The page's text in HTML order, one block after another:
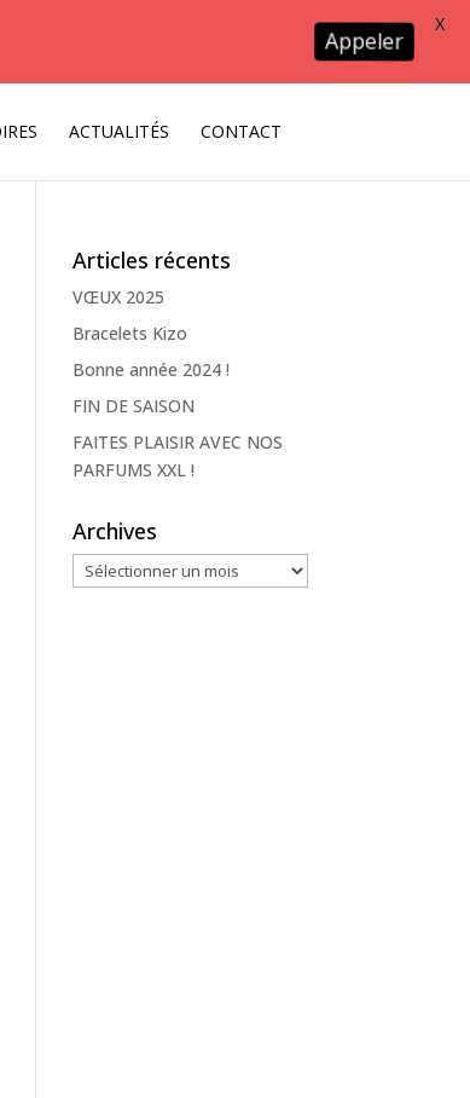
ACTUALITÉS CONTACT
Articles récents
VŒUX 2025
Bracelets Kizo
Bonne année 2024 !
FIN DE SAISON
FAITES PLAISIR AVEC NOS
PARFUMS XXL !
Archives
Archives
Appeler
X